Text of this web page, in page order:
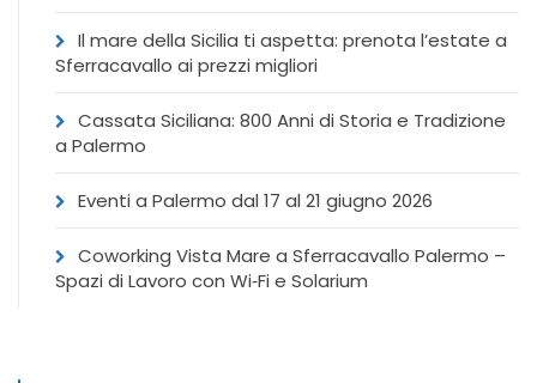
Il mare della Sicilia ti aspetta: prenota l’estate a
Sferracavallo ai prezzi migliori
Cassata Siciliana: 800 Anni di Storia e Tradizione
a Palermo
Eventi a Palermo dal 17 al 21 giugno 2026
Coworking Vista Mare a Sferracavallo Palermo –
Spazi di Lavoro con Wi‑Fi e Solarium